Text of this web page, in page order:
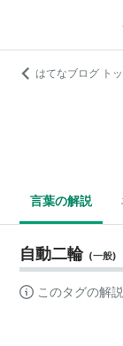
はてなブログ ト
言葉の解説
自動二輪 (一般)
このタグの解